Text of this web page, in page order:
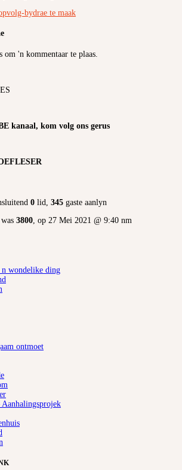
bydrae te maak
om 'n kommentaar te plaas.
kanaal, kom volg ons gerus
0 lid, 345 gaste aanlyn
3800 , op 27 Mei 2021 @ 9:40 nm
n wondelike ding
ontmoet